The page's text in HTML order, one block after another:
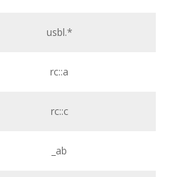
usbl.*
rc::a
rc::c
_ab